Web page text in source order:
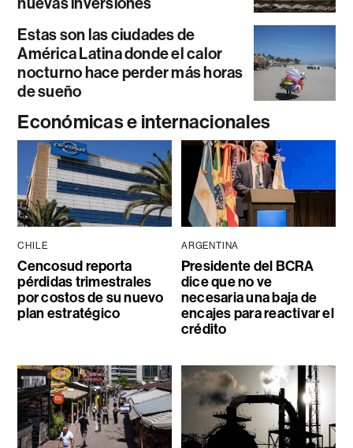
Estas son las ciudades de
América Latina donde el calor
nocturno hace perder más horas
de sueño
Económicas e internacionales
CHILE
Cencosud reporta
pérdidas trimestrales
por costos de su nuevo
plan estratégico
ARGENTINA
Presidente del BCRA
dice que no ve
necesaria una baja de
encajes para reactivar el
crédito